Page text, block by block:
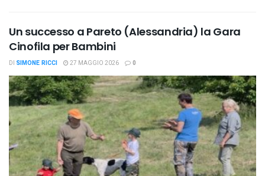
Un successo a Pareto (Alessandria) la Gara
Cinofila per Bambini
DI SIMONE RICCI 27 MAGGIO 2026 0